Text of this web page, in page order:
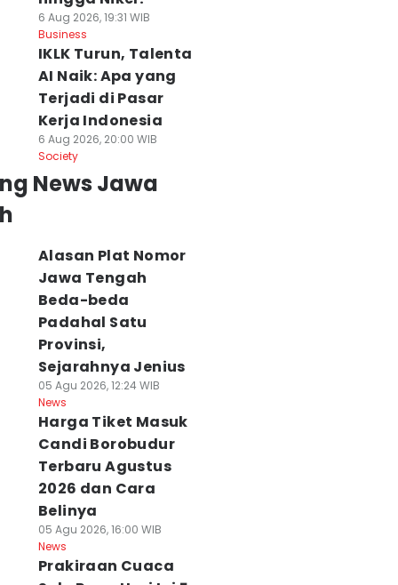
6 Aug 2026, 19:31 WIB
Business
IKLK Turun, Talenta
AI Naik: Apa yang
Terjadi di Pasar
Kerja Indonesia
6 Aug 2026, 20:00 WIB
Society
News Jawa
Alasan Plat Nomor
Jawa Tengah
Beda-beda
Padahal Satu
Provinsi,
Sejarahnya Jenius
05 Agu 2026, 12:24 WIB
News
Harga Tiket Masuk
Candi Borobudur
Terbaru Agustus
2026 dan Cara
Belinya
05 Agu 2026, 16:00 WIB
News
Prakiraan Cuaca